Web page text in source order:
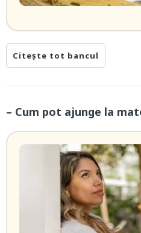
Citește tot bancul
– Cum pot ajunge la